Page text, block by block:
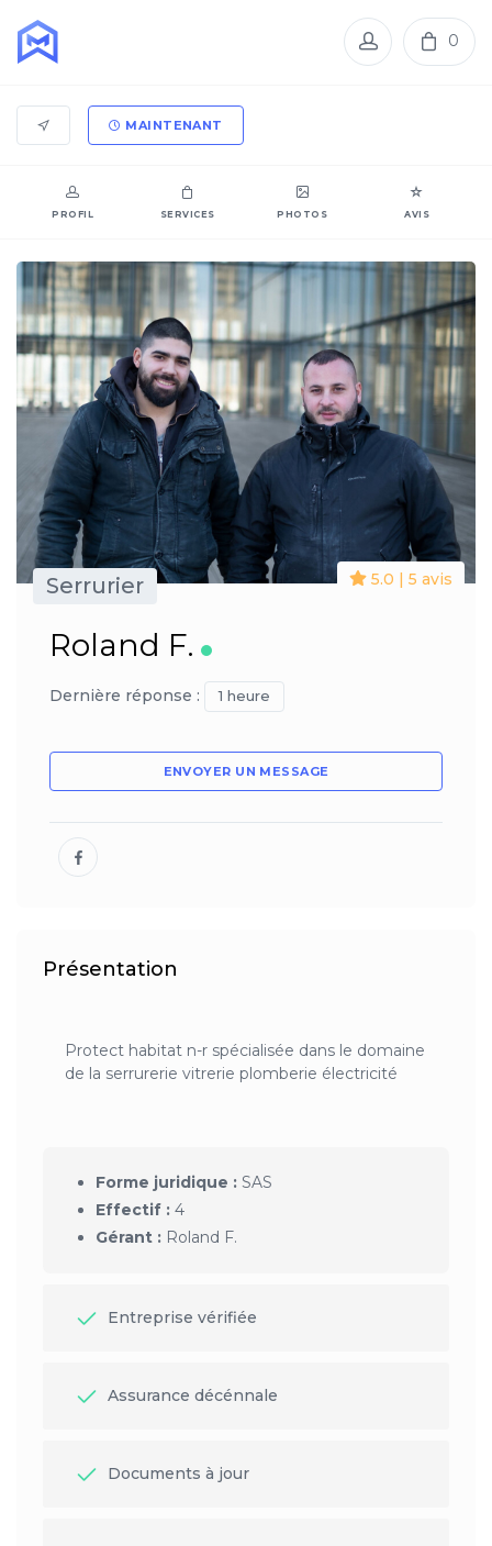
0
MAINTENANT
PROFIL SERVICES PHOTOS AVIS
5.0 | 5 avis
Serrurier
Roland F.
Dernière réponse : 1 heure
ENVOYER UN MESSAGE
Présentation
Protect habitat n-r spécialisée dans le domaine
de la serrurerie vitrerie plomberie électricité
Forme juridique : SAS
Effectif : 4
Gérant : Roland F.
Entreprise vérifiée
Assurance décénnale
Documents à jour